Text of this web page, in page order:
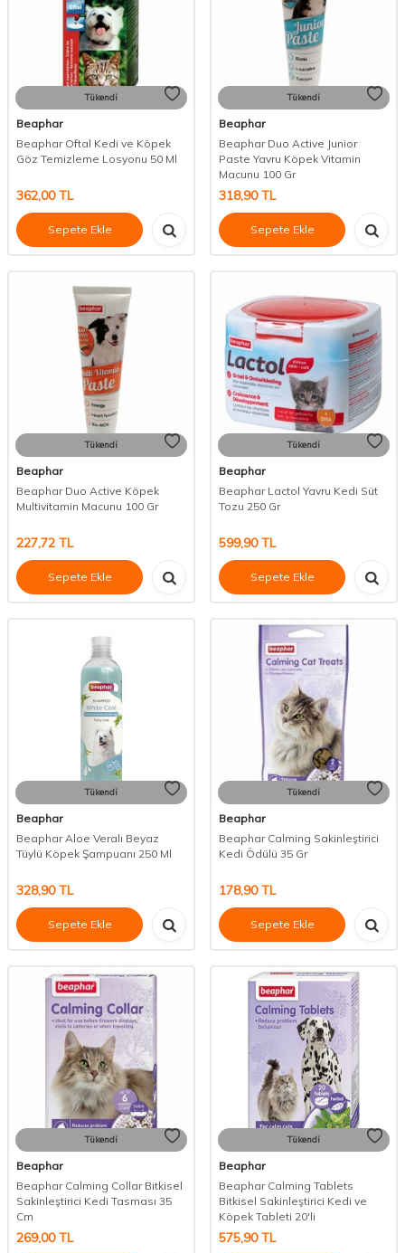
Tükendi
Beaphar
Beaphar Oftal Kedi ve Köpek
Göz Temizleme Losyonu 50 Ml
362,00TL
Sepete Ekle
Tükendi
Beaphar
Beaphar Duo Active Junior
Paste Yavru Köpek Vitamin
Macunu 100 Gr
318,90TL
Sepete Ekle
Tükendi
Beaphar
Beaphar Duo Active Köpek
Multivitamin Macunu 100 Gr
227,72 TL
Sepete Ekle
Tükendi
Beaphar
Beaphar Lactol Yavru Kedi Süt
Tozu 250 Gr
599,90TL
Sepete Ekle
Tükendi
Beaphar
Beaphar Aloe Veralı Beyaz
Tüylü Köpek Şampuanı 250 Ml
328,90TL
Sepete Ekle
Tükendi
Beaphar
Beaphar Calming Sakinleştirici
Kedi Ödülü 35 Gr
178,90TL
Sepete Ekle
Tükendi
Beaphar
Beaphar Calming Collar Bitkisel
Sakinleştirici Kedi Tasması 35
Cm
269,00TL
Tükendi
Beaphar
Beaphar Calming Tablets
Bitkisel Sakinleştirici Kedi ve
Köpek Tableti 20'li
575,90TL